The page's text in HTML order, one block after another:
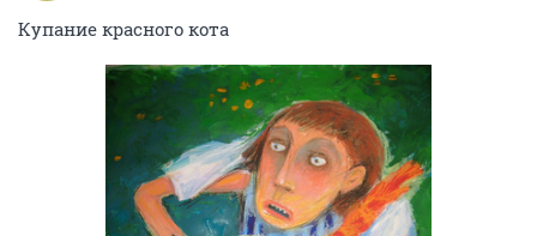
Купание красного кота